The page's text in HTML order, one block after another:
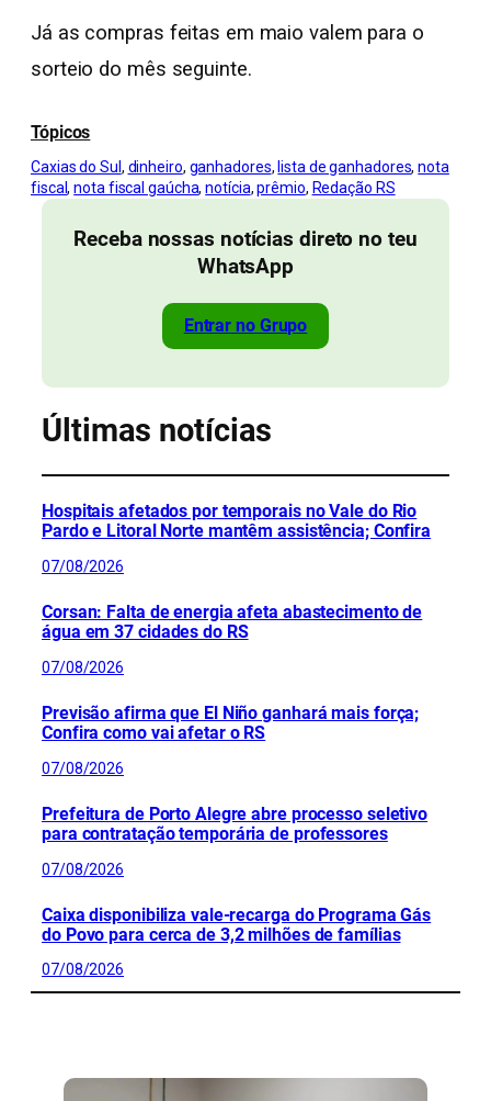
Já as compras feitas em maio valem para o
sorteio do mês seguinte.
Tópicos
Caxias do Sul , dinheiro, ganhadores, lista de ganhadores, nota
fiscal, nota fiscal gaúcha, notícia, prêmio, Redação RS
Receba nossas notícias direto no teu
WhatsApp
Entrar no Grupo
Últimas notícias
Hospitais afetados por temporais no Vale do Rio
Pardo e Litoral Norte mantêm assistência; Confira
07/08/2026
Corsan: Falta de energia afeta abastecimento de
água em 37 cidades do RS
07/08/2026
Previsão afirma que El Niño ganhará mais força;
Confira como vai afetar o RS
07/08/2026
Prefeitura de Porto Alegre abre processo seletivo
para contratação temporária de professores
07/08/2026
Caixa disponibiliza vale-recarga do Programa Gás
do Povo para cerca de 3,2 milhões de famílias
07/08/2026